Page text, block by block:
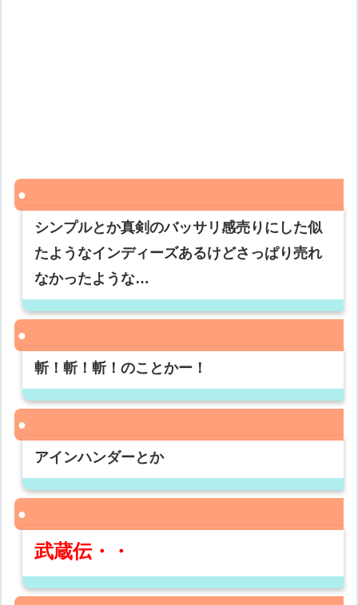
シンプルとか真剣のバッサリ感売りにした似
たようなインディーズあるけどさっぱり売れ
なかったような…
斬！斬！斬！のことかー！
アインハンダーとか
武蔵伝・・